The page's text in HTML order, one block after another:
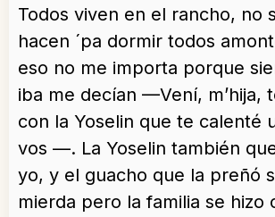
Todos viven en el rancho, no
hacen ´pa dormir todos
eso no me importa porque
iba me decían —Vení, m’hija,
con la Yoselin que te calenté
vos —. La Yoselin también
yo, y el guacho que la preñó
mierda pero la familia se hizo